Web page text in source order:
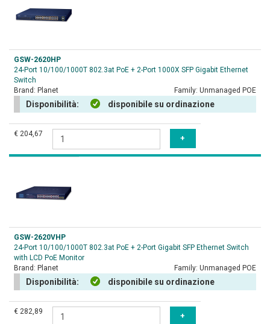
GSW-2620HP
24-Port 10/100/1000T 802.3at PoE + 2-Port 1000X SFP Gigabit Ethernet
Switch
Brand: Planet Family: Unmanaged POE
Disponibilità: disponibile su ordinazione
€ 204,67
GSW-2620VHP
24-Port 10/100/1000T 802.3at PoE + 2-Port Gigabit SFP Ethernet Switch
with LCD PoE Monitor
Brand: Planet Family: Unmanaged POE
Disponibilità: disponibile su ordinazione
€ 282,89